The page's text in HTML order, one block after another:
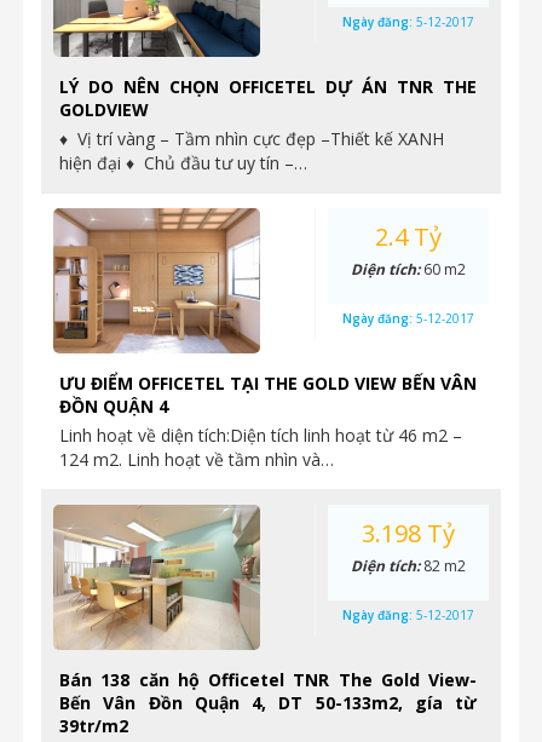
LÝ DO NÊN CHỌN OFFICETEL DỰ ÁN TNR THE
GOLDVIEW
♦ Vị trí vàng – Tầm nhìn cực đẹp –Thiết kế XANH
hiện đại ♦ Chủ đầu tư uy tín –…
Ngày đăng: 5-12-2017
ƯU ĐIỂM OFFICETEL TẠI THE GOLD VIEW BẾN VÂN
ĐỒN QUẬN 4
Linh hoạt về diện tích:Diện tích linh hoạt từ 46 m2 –
124 m2. Linh hoạt về tầm nhìn và…
2.4 Tỷ
Diện tích:60 m2
Ngày đăng: 5-12-2017
Bán 138 căn hộ Officetel TNR The Gold View-
Bến Vân Đồn Quận 4, DT 50-133m2, gía từ
39tr/m2
3.198 Tỷ
Diện tích:82 m2
Ngày đăng: 5-12-2017